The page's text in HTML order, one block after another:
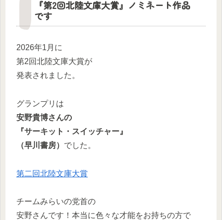
『第2回北陸文庫大賞』ノミネート作品
です
2026年1月に
第2回北陸文庫大賞が
発表されました。
グランプリは
安野貴博さんの
『サーキット・スイッチャー』
（早川書房） でした。
第二回北陸文庫大賞
チームみらいの党首の
安野さんです！本当に色々な才能をお持ちの方で